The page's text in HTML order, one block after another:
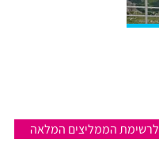
לרשימת הממליצים המלאה